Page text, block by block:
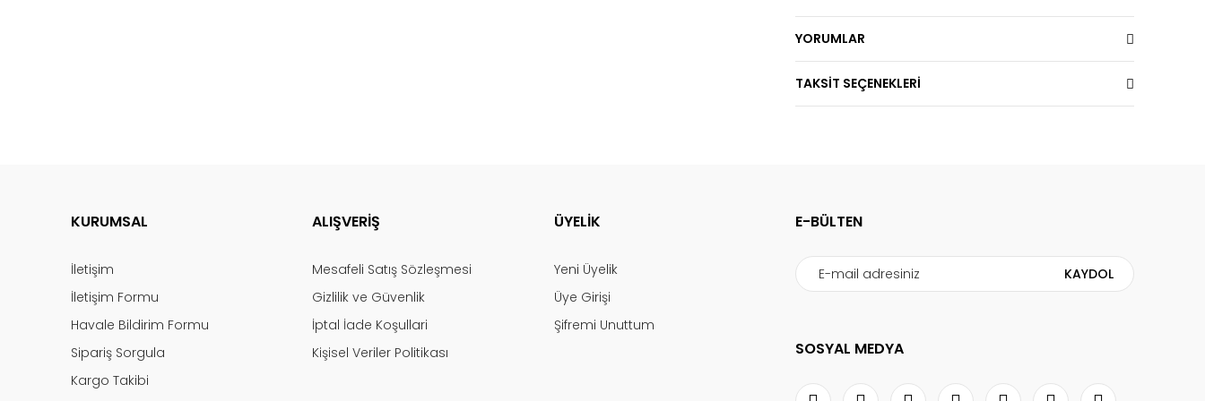
YORUMLAR
TAKSİT SEÇENEKLERİ
KURUMSAL
İletişim
İletişim Formu
Havale Bildirim Formu
Sipariş Sorgula
Kargo Takibi
ALIŞVERİŞ
Mesafeli Satış Sözleşmesi
Gizlilik ve Güvenlik
İptal İade Koşullari
Kişisel Veriler Politikası
ÜYELİK
Yeni Üyelik
Üye Girişi
Şifremi Unuttum
E-BÜLTEN
KAYDOL
SOSYAL MEDYA